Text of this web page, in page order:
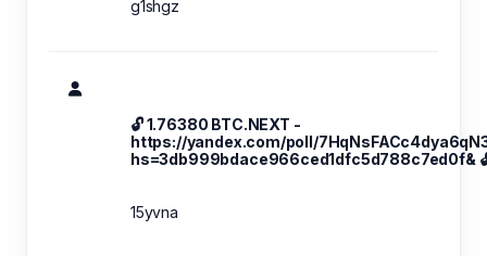
g1shgz
🔓 1.76380 BTC.NEXT -
https://yandex.com/poll/
hs=3db999bdace966ced1dfc5d788c7ed0f&
15yvna